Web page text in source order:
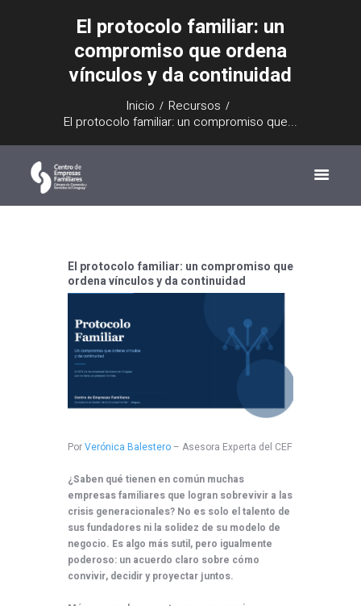
El protocolo familiar: un
compromiso que ordena
vínculos y da continuidad
Inicio
Recursos
El protocolo familiar: un compromiso que...
El protocolo familiar: un compromiso que
ordena vínculos y da continuidad
PorVerónica Balestero– Asesora Experta del CEF
¿Saben qué tienen en común muchas
empresas familiares que logran sobrevivir a las
crisis generacionales? No es solo el talento de
sus fundadores ni la solidez de su modelo de
negocio. Es algo más sutil, pero igualmente
poderoso: un acuerdo claro sobre cómo
convivir, decidir y proyectar juntos.